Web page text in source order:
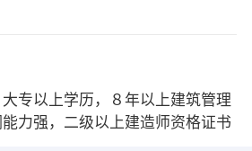
专以上学历，８年以上建筑管理
力强，二级以上建造师资格证书